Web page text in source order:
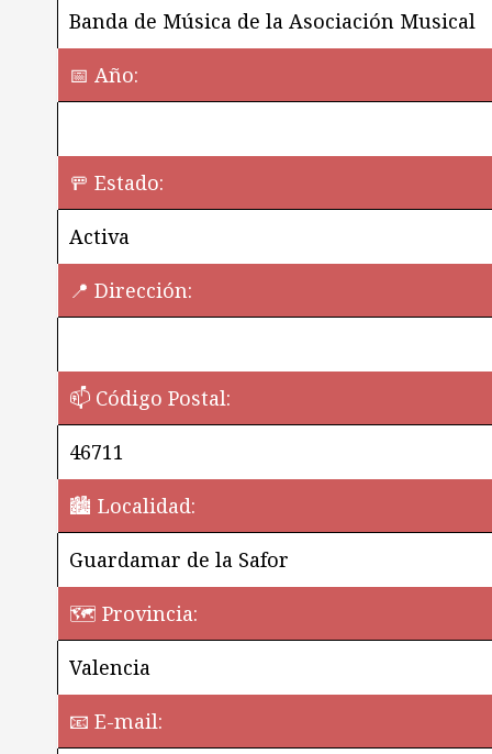
Banda de Música de la Asociación Musical
📅 Año:
🚥 Estado:
Activa
📍 Dirección:
📫 Código Postal:
46711
🏙️ Localidad:
Guardamar de la Safor
🗺 Provincia:
Valencia
📧 E-mail: